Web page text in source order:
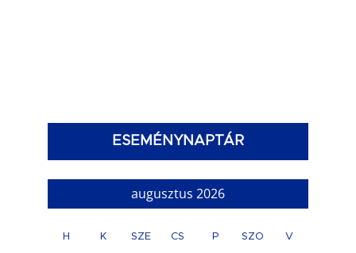
ESEMÉNYNAPTÁR
augusztus 2026
H K SZE CS P SZO V